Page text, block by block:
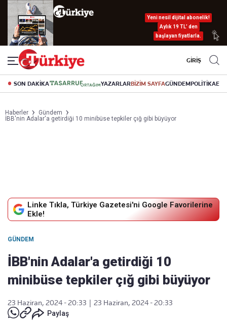
Yeni nesil dijital abonelik!
Aylık 19 TL’ den
başlayan fiyatlarla.
GİRİŞ
SON DAKİKA YAZARLARBİZİM SAYFAGÜNDEMPOLİTİKA
Haberler
Gündem
İBB'nin Adalar'a getirdiği 10 minibüse tepkiler çığ gibi büyüyor
Linke Tıkla, Türkiye Gazetesi'ni Google Favorilerine
Ekle!
GÜNDEM
İBB'nin Adalar'a getirdiği 10
minibüse tepkiler çığ gibi büyüyor
23 Haziran, 2024 - 20:33
23 Haziran, 2024 - 20:33
Paylaş